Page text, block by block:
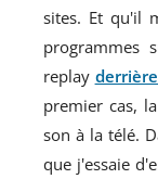
sites. Et qu'il
programmes
replay
premier cas,
son à la télé.
que j'essaie